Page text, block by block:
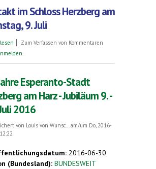
im Schloss Herzberg am
9. Juli
über Programm zum Jubiläum - 10 Jahre
und So. 10. Juli 2016
Zum Verfassen von Kommentaren
Esperanto-Stadt
am Harz - Jubiläum 9. -
2016
von Louis von Wunsc...am/um Do, 2016-
2016-06-30
(Bundesland): BUNDESWEIT